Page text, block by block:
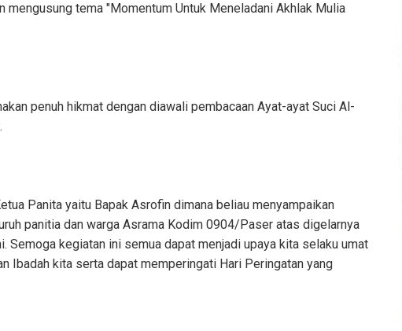
mengusung tema "Momentum Untuk Meneladani Akhlak Mulia
penuh hikmat dengan diawali pembacaan Ayat-ayat Suci Al-
Panita yaitu Bapak Asrofin dimana beliau menyampaikan
panitia dan warga Asrama Kodim 0904/Paser atas digelarnya
Semoga kegiatan ini semua dapat menjadi upaya kita selaku umat
Ibadah kita serta dapat memperingati Hari Peringatan yang